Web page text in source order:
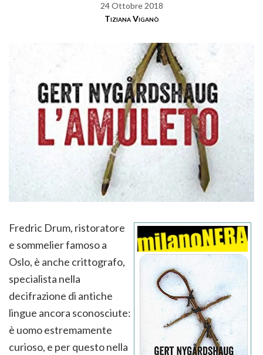
24 Ottobre 2018
Tiziana Viganò
Fredric Drum, ristoratore
e sommelier famoso a
Oslo, è anche crittografo,
specialista nella
decifrazione di antiche
lingue ancora sconosciute:
è uomo estremamente
curioso, e per questo nella